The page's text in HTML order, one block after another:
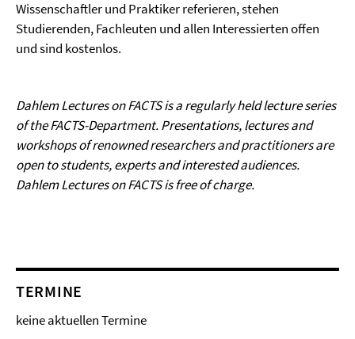
Wissenschaftler und Praktiker referieren, stehen
Studierenden, Fachleuten und allen Interessierten offen
und sind kostenlos.
Dahlem Lectures on FACTS is a regularly held lecture series
of the FACTS-Department. Presentations, lectures and
workshops of renowned researchers and practitioners are
open to students, experts and interested audiences.
Dahlem Lectures on FACTS is free of charge.
TERMINE
keine aktuellen Termine